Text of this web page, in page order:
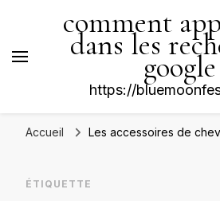
comment
dans les
google
https://
Accueil Les accessoires de
ÉTIQUETTE